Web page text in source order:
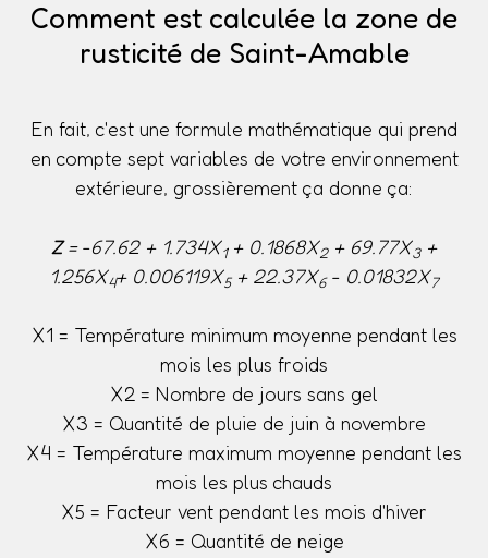
Comment est calculée la zone de
rusticité de Saint-Amable
En fait, c'est une formule mathématique qui prend
en compte sept variables de votre environnement
extérieure, grossièrement ça donne ça:
Z= -67.62 + 1.734X1+ 0.1868X2+ 69.77X3+
1.256X4+ 0.006119X5+ 22.37X6- 0.01832X7
X1 = Température minimum moyenne pendant les
mois les plus froids
X2 = Nombre de jours sans gel
X3 = Quantité de pluie de juin à novembre
X4 = Température maximum moyenne pendant les
mois les plus chauds
X5 = Facteur vent pendant les mois d'hiver
X6 = Quantité de neige